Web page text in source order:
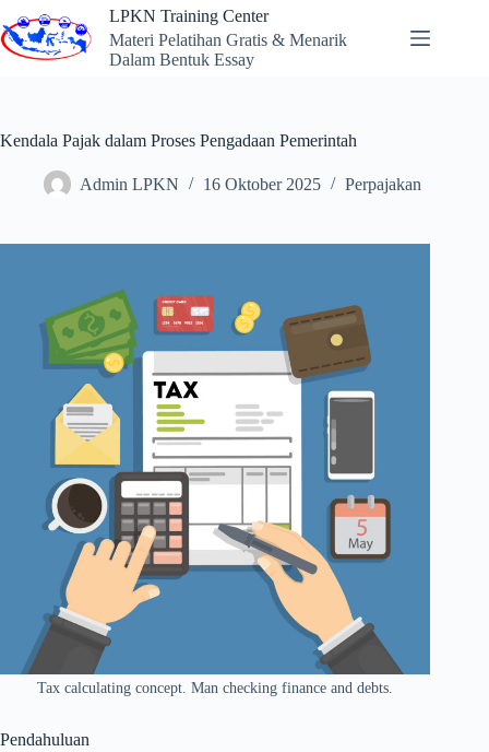
to
content
LPKN Training Center
Materi Pelatihan Gratis & Menarik
Dalam Bentuk Essay
Kendala Pajak dalam Proses Pengadaan Pemerintah
Admin LPKN 16 Oktober 2025 Perpajakan
Tax calculating concept. Man checking finance and debts.
Pendahuluan